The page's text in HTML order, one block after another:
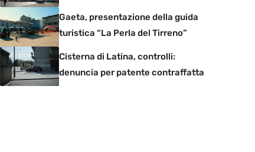
Gaeta, presentazione della guida
turistica “La Perla del Tirreno”
Cisterna di Latina, controlli:
denuncia per patente contraffatta